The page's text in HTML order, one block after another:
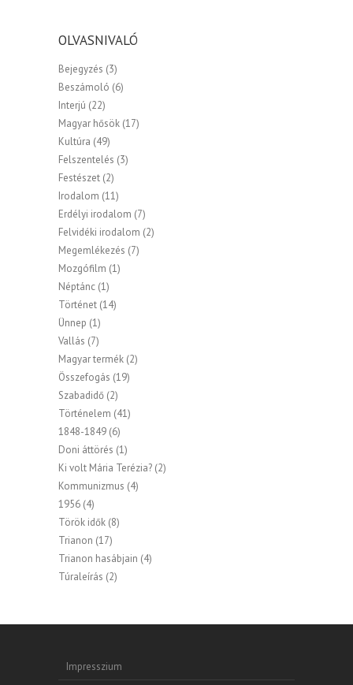
OLVASNIVALÓ
Bejegyzés (3)
Beszámoló (6)
Interjú (22)
Magyar hősök (17)
Kultúra (49)
Felszentelés (3)
Festészet (2)
Irodalom (11)
Erdélyi irodalom (7)
Felvidéki irodalom (2)
Megemlékezés (7)
Mozgófilm (1)
Néptánc (1)
Történet (14)
Ünnep (1)
Vallás (7)
Magyar termék (2)
Összefogás (19)
Szabadidő (2)
Történelem (41)
1848-1849 (6)
Doni áttörés (1)
Ki volt Mária Terézia? (2)
Kommunizmus (4)
1956 (4)
Török idők (8)
Trianon (17)
Trianon hasábjain (4)
Túraleírás (2)
Impresszium